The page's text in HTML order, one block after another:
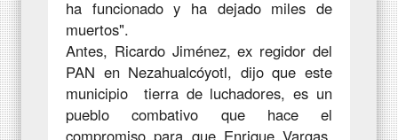
ha funcionado y ha dejado miles de
muertos".
Antes, Ricardo Jiménez, ex regidor del
PAN en Nezahualcóyotl, dijo que este
municipio tierra de luchadores, es un
pueblo combativo que hace el
compromiso para que Enrique Vargas,